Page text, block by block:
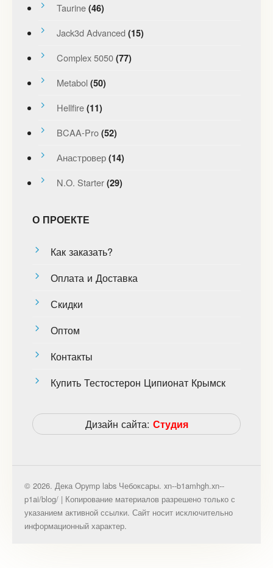
Taurine (46)
Jack3d Advanced (15)
Complex 5050 (77)
Metabol (50)
Hellfire (11)
BCAA-Pro (52)
Анастровер (14)
N.O. Starter (29)
О ПРОЕКТЕ
Как заказать?
Оплата и Доставка
Скидки
Оптом
Контакты
Купить Тестостерон Ципионат Крымск
Дизайн сайта: Студия
© 2026. Дека Opymp labs Чебоксары. xn--b1amhgh.xn--
p1ai/blog/ | Копирование материалов разрешено только с
указанием активной ссылки. Сайт носит исключительно
информационный характер.